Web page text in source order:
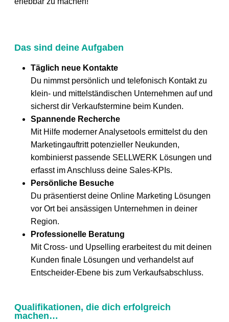
Das sind deine Aufgaben
Täglich neue Kontakte
Du nimmst persönlich und telefonisch Kontakt zu
klein- und mittelständischen Unternehmen auf und
sicherst dir Verkaufstermine beim Kunden.
Spannende Recherche
Mit Hilfe moderner Analysetools ermittelst du den
Marketingauftritt potenzieller Neukunden,
kombinierst passende SELLWERK Lösungen und
erfasst im Anschluss deine Sales-KPIs.
Persönliche Besuche
Du präsentierst deine Online Marketing Lösungen
vor Ort bei ansässigen Unternehmen in deiner
Region.
Professionelle Beratung
Mit Cross- und Upselling erarbeitest du mit deinen
Kunden finale Lösungen und verhandelst auf
Entscheider-Ebene bis zum Verkaufsabschluss.
Qualifikationen, die dich erfolgreich
machen…